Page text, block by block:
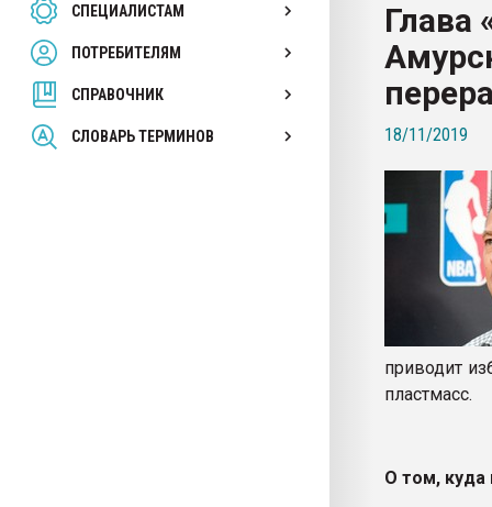
СПЕЦИАЛИСТАМ
ПОТРЕБИТЕЛЯМ
СПРАВОЧНИК
СЛОВАРЬ ТЕРМИНОВ
Продам отходы
поликарбоната и АБС-
Armaloy PC/ABS-1IM
ПЕРЕЙТИ НА
Глава
18/11/2019
приводит
пластмасс.
О том, куда